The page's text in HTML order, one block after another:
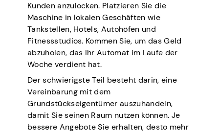
Kunden anzulocken. Platzieren Sie die
Maschine in lokalen Geschäften wie
Tankstellen, Hotels, Autohöfen und
Fitnessstudios. Kommen Sie, um das Geld
abzuholen, das Ihr Automat im Laufe der
Woche verdient hat.
Der schwierigste Teil besteht darin, eine
Vereinbarung mit dem
Grundstückseigentümer auszuhandeln,
damit Sie seinen Raum nutzen können. Je
bessere Angebote Sie erhalten, desto mehr